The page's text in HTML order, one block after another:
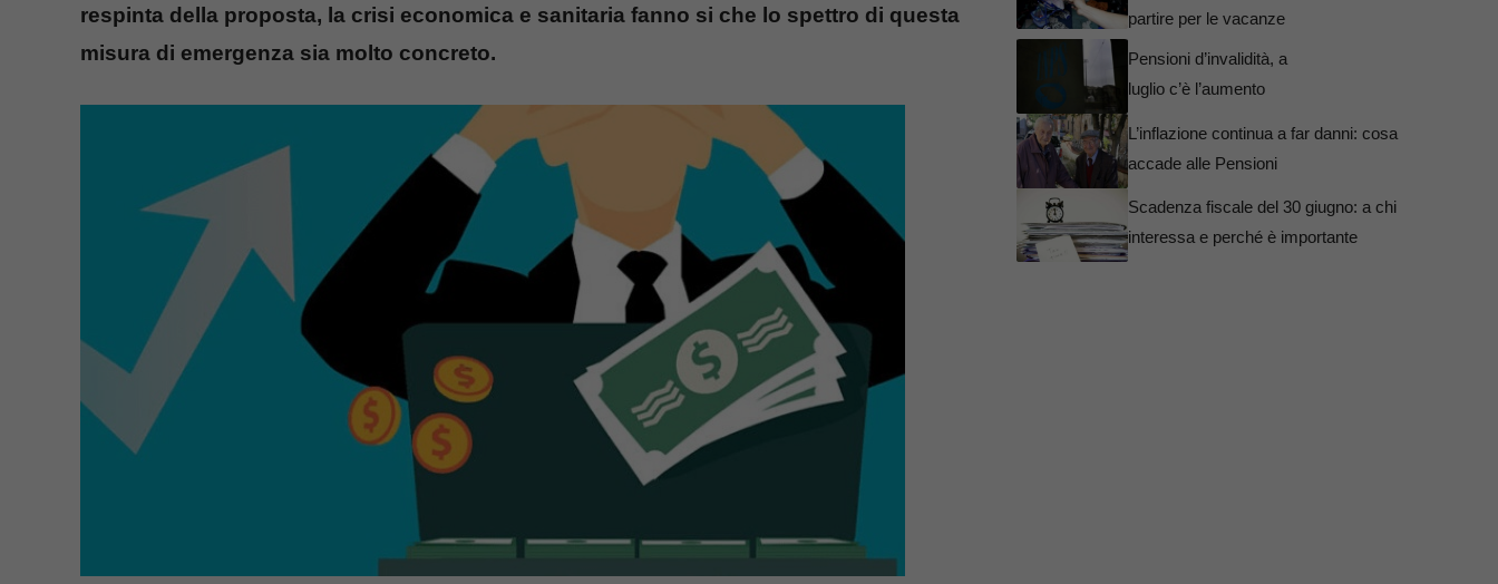
respinta della proposta, la crisi economica e sanitaria fanno si che lo spettro di questa
misura di emergenza sia molto concreto.
partire per le vacanze
Pensioni d’invalidità, a
luglio c’è l’aumento
L’inflazione continua a far danni: cosa
accade alle Pensioni
Scadenza fiscale del 30 giugno: a chi
interessa e perché è importante